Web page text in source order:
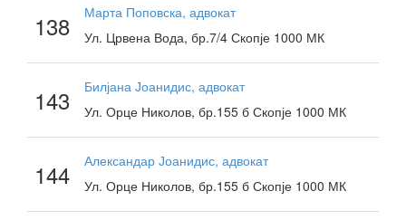
138
Марта Поповска, адвокат
Ул. Црвена Вода, бр.7/4 Скопје 1000 МК
143
Билјана Јоанидис, адвокат
Ул. Орце Николов, бр.155 б Скопје 1000 МК
144
Александар Јоанидис, адвокат
Ул. Орце Николов, бр.155 б Скопје 1000 МК